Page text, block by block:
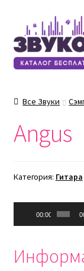
Перейти
к
навигации
Перейти
к
содержимому
Все Звуки
Angus
Категория: Гитара
Аудиоплеер
00:00